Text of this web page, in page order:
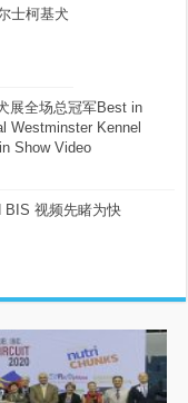
士柯基犬
展全场总冠军Best in
Westminster Kennel
Show Video
BIS 视频先睹为快